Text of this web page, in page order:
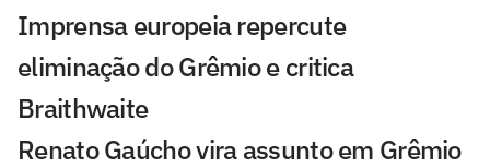
Imprensa europeia repercute
eliminação do Grêmio e critica
Braithwaite
Renato Gaúcho vira assunto em Grêmio